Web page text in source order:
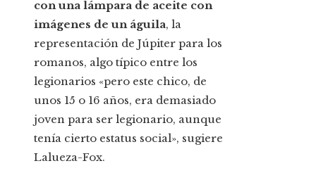
con una lámpara de aceite con
imágenes de un águila, la
representación de Júpiter para los
romanos, algo típico entre los
legionarios «pero este chico, de
unos 15 o 16 años, era demasiado
joven para ser legionario, aunque
tenía cierto estatus social», sugiere
Lalueza-Fox.